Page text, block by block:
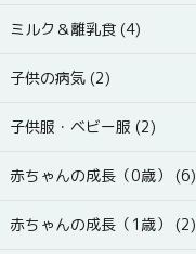
ミルク＆離乳食 (4)
子供の病気 (2)
子供服・ベビー服 (2)
赤ちゃんの成長（0歳） (6)
赤ちゃんの成長（1歳） (2)